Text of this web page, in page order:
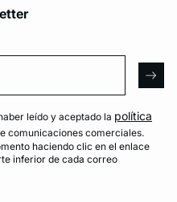
leído y aceptado la política
comunicaciones comerciales.
haciendo clic en el enlace
inferior de cada correo